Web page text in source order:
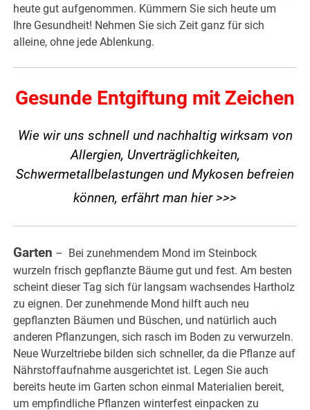
heute gut aufgenommen. Kümmern Sie sich heute um
Ihre Gesundheit! Nehmen Sie sich Zeit ganz für sich
alleine, ohne jede Ablenkung.
Gesunde Entgiftung mit Zeichen
Wie wir uns schnell und nachhaltig wirksam von
Allergien, Unverträglichkeiten,
Schwermetallbelastungen und Mykosen befreien
können, erfährt man hier >>>
Garten – Bei zunehmendem Mond im Steinbock
wurzeln frisch gepflanzte Bäume gut und fest. Am besten
scheint dieser Tag sich für langsam wachsendes Hartholz
zu eignen. Der zunehmende Mond hilft auch neu
gepflanzten Bäumen und Büschen, und natürlich auch
anderen Pflanzungen, sich rasch im Boden zu verwurzeln.
Neue Wurzeltriebe bilden sich schneller, da die Pflanze auf
Nährstoffaufnahme ausgerichtet ist. Legen Sie auch
bereits heute im Garten schon einmal Materialien bereit,
um empfindliche Pflanzen winterfest einpacken zu